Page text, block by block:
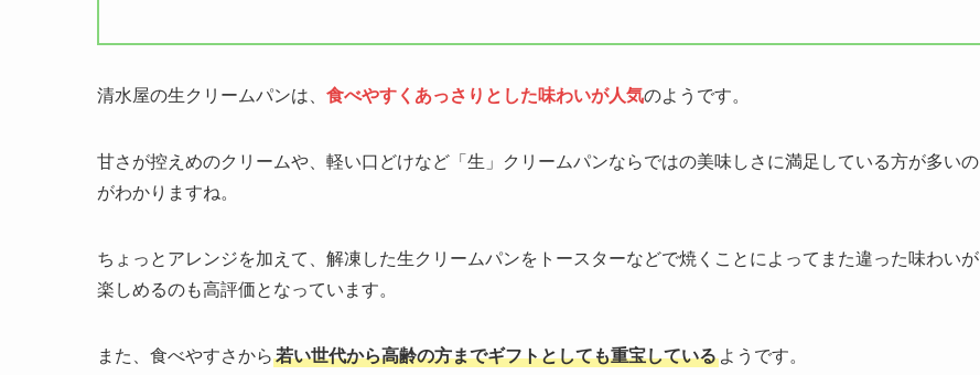
清水屋の生クリームパンは、 食べやすくあっさりとした味わいが人気のようです。
甘さが控えめのクリームや、軽い口どけなど「生」クリームパンならではの美味しさに満足している方が多いの
がわかりますね。
ちょっとアレンジを加えて、解凍した生クリームパンをトースターなどで焼くことによってまた違った味わいが
楽しめるのも高評価となっています。
また、食べやすさから 若い世代から高齢の方までギフトとしても重宝している ようです。